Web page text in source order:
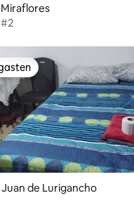
Juan de Lurigancho